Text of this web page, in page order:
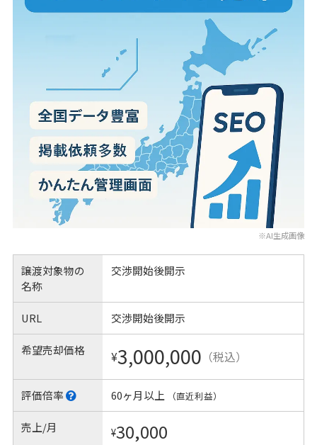
※AI生成画像
譲渡対象物の
名称
交渉開始後開示
URL 交渉開始後開示
希望売却価格 ¥3,000,000 （税込）
評価倍率 60ヶ月以上 （直近利益）
売上/月 ¥30,000